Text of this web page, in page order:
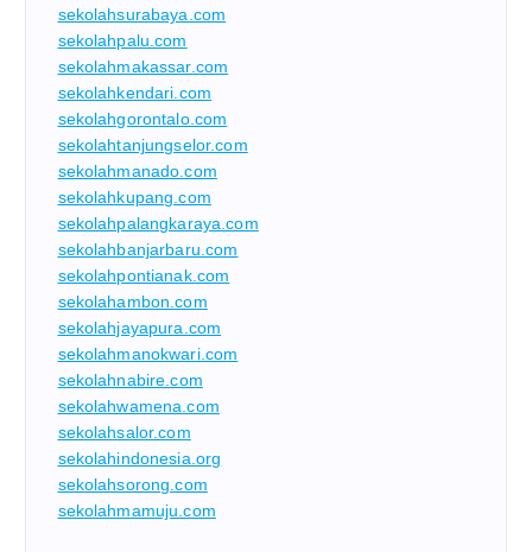
sekolahsurabaya.com
sekolahpalu.com
sekolahmakassar.com
sekolahkendari.com
sekolahgorontalo.com
sekolahtanjungselor.com
sekolahmanado.com
sekolahkupang.com
sekolahpalangkaraya.com
sekolahbanjarbaru.com
sekolahpontianak.com
sekolahambon.com
sekolahjayapura.com
sekolahmanokwari.com
sekolahnabire.com
sekolahwamena.com
sekolahsalor.com
sekolahindonesia.org
sekolahsorong.com
sekolahmamuju.com